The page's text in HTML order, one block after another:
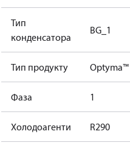
Тип
конденсатора
BG_1
Тип продукту Optyma™
Фаза 1
Холодоагенти R290